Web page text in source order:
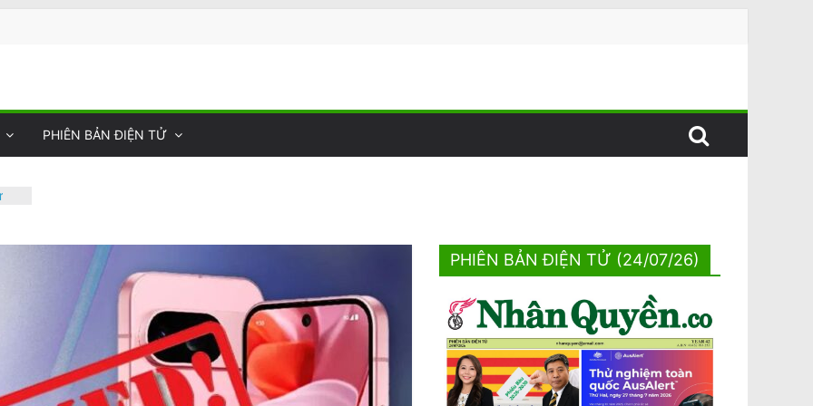
PHIÊN BẢN ĐIỆN TỬ
PHIÊN BẢN ĐIỆN TỬ (24/07/26)